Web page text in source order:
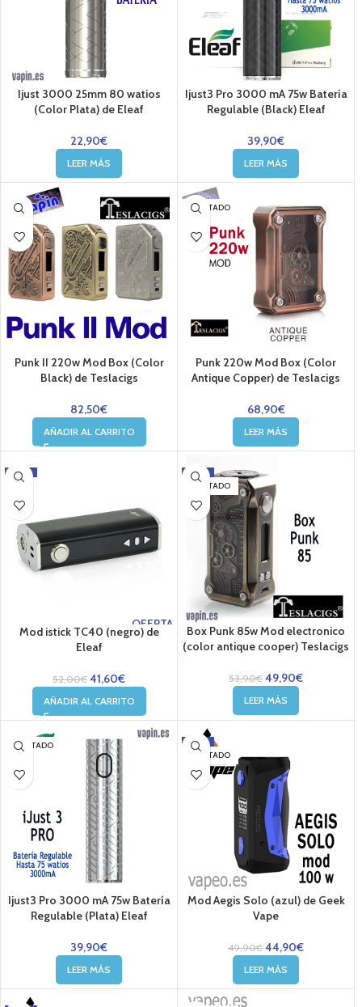
Ijust 3000 25mm 80 watios
(Color Plata) de Eleaf
22,90€
LEER MÁS
Ijust3 Pro 3000 mA 75w Batería
Regulable (Black) Eleaf
39,90€
LEER MÁS
Punk II 220w Mod Box (Color
Black) de Teslacigs
82,50€
AÑADIR AL CARRITO
AGOTADO
Punk 220w Mod Box (Color
Antique Copper) de Teslacigs
68,90€
LEER MÁS
-20%
OFERTA
Mod istick TC40 (negro) de
Eleaf
52,00€ 41,60€
AÑADIR AL CARRITO
-7%
AGOTADO
Box Punk 85w Mod electronico
(color antique cooper) Teslacigs
53,90€ 49,90€
LEER MÁS
AGOTADO
Ijust3 Pro 3000 mA 75w Batería
Regulable (Plata) Eleaf
39,90€
LEER MÁS
-10%
AGOTADO
Mod Aegis Solo (azul) de Geek
Vape
49,90€ 44,90€
LEER MÁS